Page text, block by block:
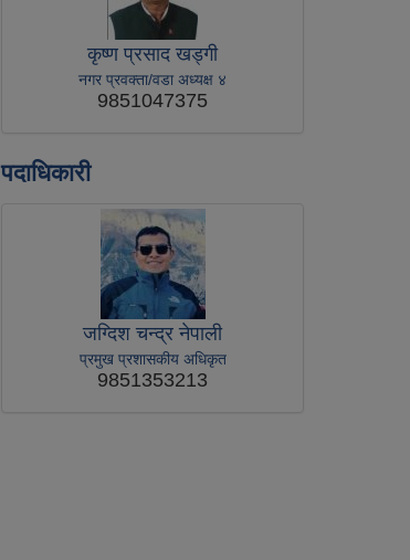
कृष्ण प्रसाद खड्‍गी
नगर प्रवक्ता/वडा अध्यक्ष ४
9851047375
पदाधिकारी
जग्दिश चन्द्र नेपाली
प्रमुख प्रशासकीय अधिकृत
9851353213